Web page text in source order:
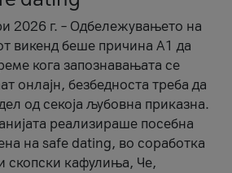
2026 г. – Одбележувањето на
викенд беше причина А1 да
кога запознавањата се
онлајн, безбедноста треба да
од секоја љубовна приказна.
реализираше посебна
на safe dating, во соработка
скопски кафулиња, Че,